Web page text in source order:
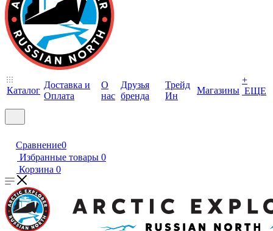
Каталог
Доставка и
Оплата
О
нас
Друзья
бренда
Трейд
Ин
Магазины
+
ЕЩЕ
Сравнение0
Избранные товары 0
Корзина 0